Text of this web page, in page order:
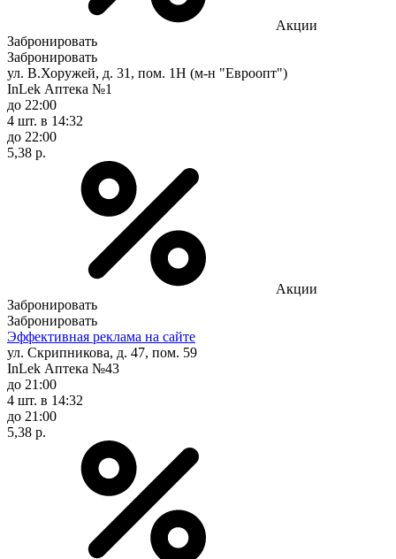
Акции
Забронировать
Забронировать
ул. В.Хоружей, д. 31, пом. 1Н (м-н "Евроопт")
InLek Аптека №1
до 22:00
4 шт. в 14:32
до 22:00
5,38 р.
Акции
Забронировать
Забронировать
Эффективная реклама на сайте
ул. Скрипникова, д. 47, пом. 59
InLek Аптека №43
до 21:00
4 шт. в 14:32
до 21:00
5,38 р.